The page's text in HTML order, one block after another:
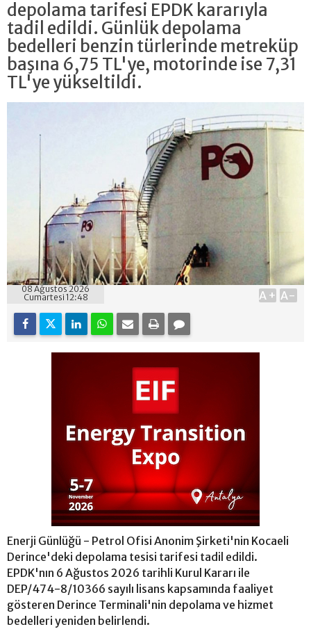
depolama tarifesi EPDK kararıyla
tadil edildi. Günlük depolama
bedelleri benzin türlerinde metreküp
başına 6,75 TL'ye, motorinde ise 7,31
TL'ye yükseltildi.
08 Ağustos 2026
Cumartesi 12:48
A+ A-
Enerji Günlüğü - Petrol Ofisi Anonim Şirketi'nin Kocaeli
Derince'deki depolama tesisi tarifesi tadil edildi.
EPDK'nın 6 Ağustos 2026 tarihli Kurul Kararı ile
DEP/474-8/10366 sayılı lisans kapsamında faaliyet
gösteren Derince Terminali'nin depolama ve hizmet
bedelleri yeniden belirlendi.